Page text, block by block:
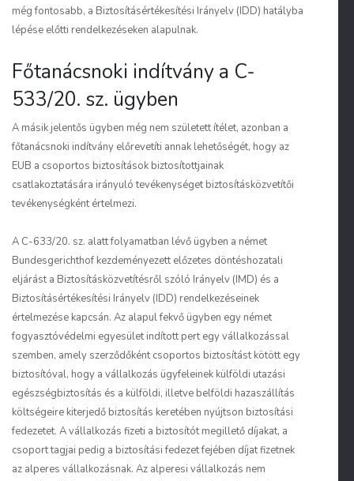
még fontosabb, a Biztosításértékesítési Irányelv (IDD) hatályba
lépése előtti rendelkezéseken alapulnak.
Főtanácsnoki indítvány a C-
533/20. sz. ügyben
A másik jelentős ügyben még nem született ítélet, azonban a
főtanácsnoki indítvány előrevetíti annak lehetőségét, hogy az
EUB a csoportos biztosítások biztosítottjainak
csatlakoztatására irányuló tevékenységet biztosításközvetítői
tevékenységként értelmezi.
A C-633/20. sz. alatt folyamatban lévő ügyben a német
Bundesgerichthof kezdeményezett előzetes döntéshozatali
eljárást a Biztosításközvetítésről szóló Irányelv (IMD) és a
Biztosításértékesítési Irányelv (IDD) rendelkezéseinek
értelmezése kapcsán. Az alapul fekvő ügyben egy német
fogyasztóvédelmi egyesület indított pert egy vállalkozással
szemben, amely szerződőként csoportos biztosítást kötött egy
biztosítóval, hogy a vállalkozás ügyfeleinek külföldi utazási
egészségbiztosítás és a külföldi, illetve belföldi hazaszállítás
költségeire kiterjedő biztosítás keretében nyújtson biztosítási
fedezetet. A vállalkozás fizeti a biztosítót megillető díjakat, a
csoport tagjai pedig a biztosítási fedezet fejében díjat fizetnek
az alperes vállalkozásnak. Az alperesi vállalkozás nem